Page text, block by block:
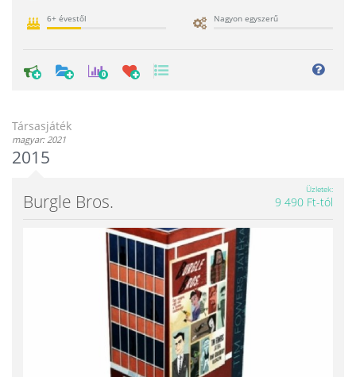
6+ évestől Nagyon egyszerű
0
Társasjáték
magyar: 2021
2015
Burgle Bros.
Üzletek
9 490 Ft-tól